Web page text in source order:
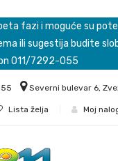
fazi i moguće su
ili sugestija budite
011/7292-055
Severni bulevar 6,
Lista želja Moj